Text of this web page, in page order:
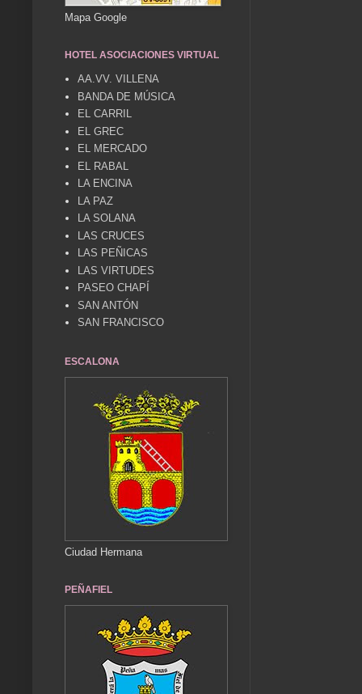
Mapa Google
HOTEL ASOCIACIONES VIRTUAL
AA.VV. VILLENA
BANDA DE MÚSICA
EL CARRIL
EL GREC
EL MERCADO
EL RABAL
LA ENCINA
LA PAZ
LA SOLANA
LAS CRUCES
LAS PEÑICAS
LAS VIRTUDES
PASEO CHAPÍ
SAN ANTÓN
SAN FRANCISCO
ESCALONA
Ciudad Hermana
PEÑAFIEL